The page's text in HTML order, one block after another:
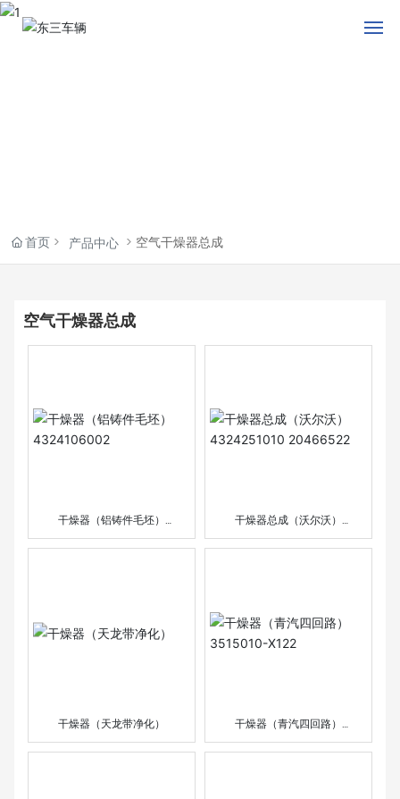
新闻资讯
关于东三
English
首页 产品中心 空气干燥器总成
空气干燥器总成
干燥器（铝铸件毛坯）
4324106002
干燥器总成（沃尔沃）
4324251010 20466522
干燥器（天龙带净化）
干燥器（青汽四回路）
3515010-X122